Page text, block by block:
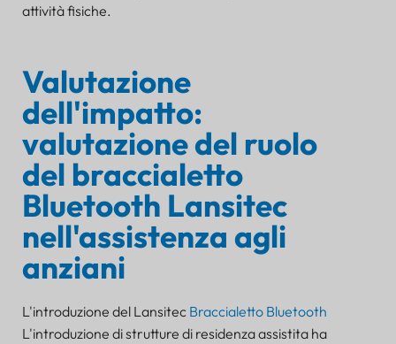
attività fisiche.
Valutazione
dell'impatto:
valutazione del ruolo
del braccialetto
Bluetooth Lansitec
nell'assistenza agli
anziani
L'introduzione del Lansitec Braccialetto Bluetooth
L'introduzione di strutture di residenza assistita ha